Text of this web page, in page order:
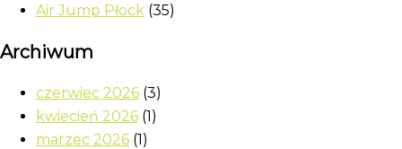
Air Jump Płock (35)
Archiwum
czerwiec 2026 (3)
kwiecień 2026 (1)
marzec 2026 (1)